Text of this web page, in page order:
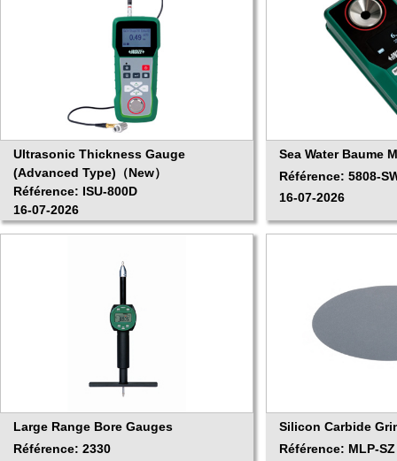
Ultrasonic Thickness Gauge
(Advanced Type)（New）
Référence: ISU-800D
16-07-2026
Sea Water Baume
Référence: 5808-
16-07-2026
Large Range Bore Gauges
Référence: 2330
Silicon Carbide
Référence: MLP-